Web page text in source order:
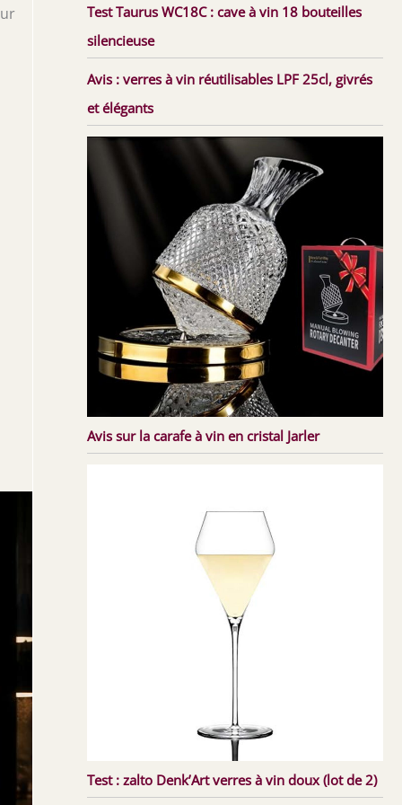
Test Taurus WC18C : cave à vin 18 bouteilles
silencieuse
Avis : verres à vin réutilisables LPF 25cl, givrés
et élégants
Avis sur la carafe à vin en cristal Jarler
Test : zalto Denk’Art verres à vin doux (lot de 2)